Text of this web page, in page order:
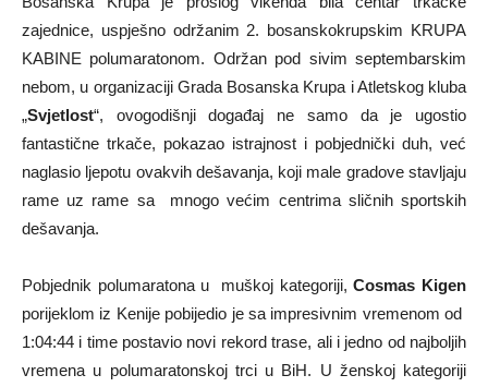
zajednice, uspješno održanim 2. bosanskokrupskim KRUPA
KABINE polumaratonom. Održan pod sivim septembarskim
nebom, u organizaciji Grada Bosanska Krupa i Atletskog kluba
„Svjetlost“, ovogodišnji događaj ne samo da je ugostio
fantastične trkače, pokazao istrajnost i pobjednički duh, već
naglasio ljepotu ovakvih dešavanja, koji male gradove stavljaju
rame uz rame sa mnogo većim centrima sličnih sportskih
dešavanja.
Pobjednik polumaratona u muškoj kategoriji,Cosmas Kigen
porijeklom iz Kenije pobijedio je sa impresivnim vremenom od
1:04:44 i time postavio novi rekord trase, ali i jedno od najboljih
vremena u polumaratonskoj trci u BiH. U ženskoj kategoriji